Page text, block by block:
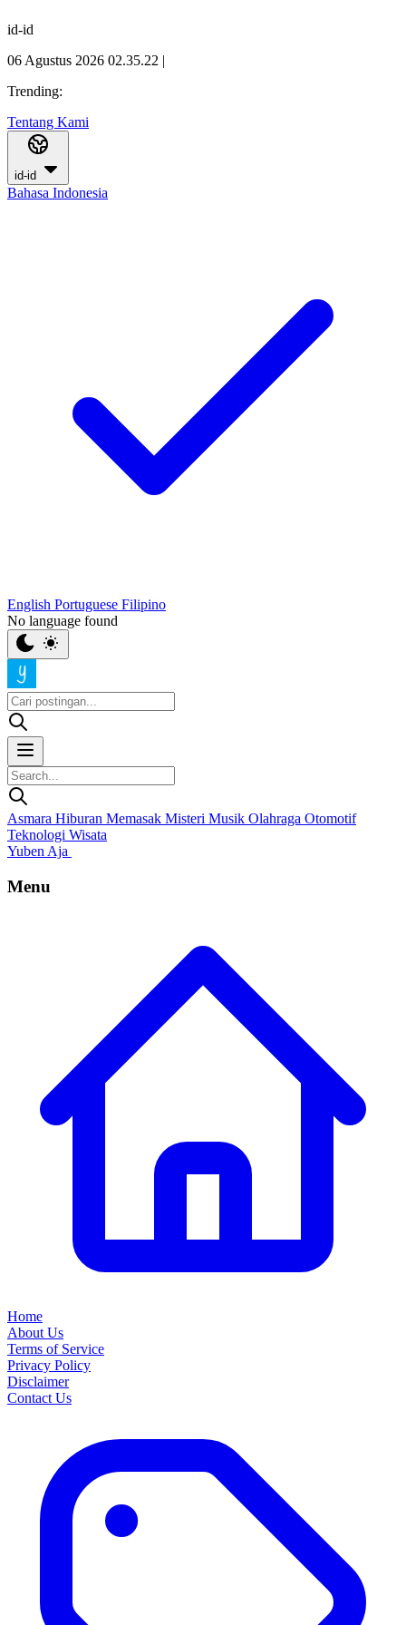
id-id
06 Agustus 2026 02.35.23 |
Trending:
Tentang Kami
id-id
Bahasa Indonesia
English Portuguese Filipino
No language found
Asmara Hiburan Memasak Misteri Musik Olahraga Otomotif
Teknologi Wisata
Yuben Aja
Menu
Home
About Us
Terms of Service
Privacy Policy
Disclaimer
Contact Us